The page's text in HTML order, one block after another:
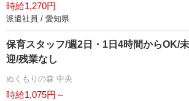
時給1,270円
派遣社員 / 愛知県
保育スタッフ/週2日・1日4時間からOK/
迎/残業なし
ぬくもりの森 中央
時給1,075円～